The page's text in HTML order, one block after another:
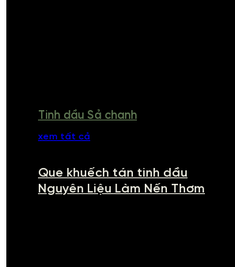
Tinh dầu Sả chanh
xem tất cả
Que khuếch tán tinh dầu
Nguyên Liệu Làm Nến Thơm